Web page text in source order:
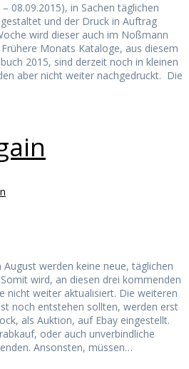
08.09.2015), in Sachen täglichen
und der Druck in Auftrag
wird dieser auch im Noßmann
Monats Kataloge, aus diesem
2015, sind derzeit noch in kleinen
aber nicht weiter nachgedruckt. Die
werden keine neue, täglichen
wird, an diesen drei kommenden
nicht weiter aktualisiert. Die weiteren
noch entstehen sollten, werden erst
als Auktion, auf Ebay eingestellt.
oder auch unverbindliche
Ansonsten, müssen…